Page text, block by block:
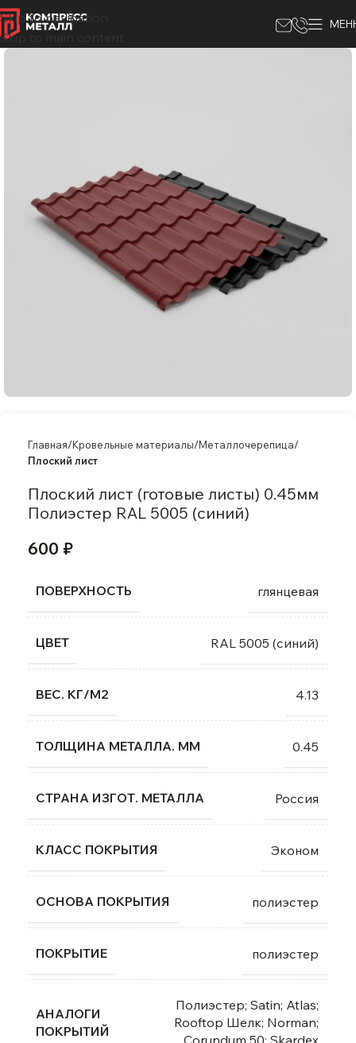
Skip to navigation
Skip to main content
Главная Кровельные материалы Металлочерепица
Плоский лист
Плоский лист (готовые листы) 0.45мм
Полиэстер RAL 5005 (синий)
600 ₽
ПОВЕРХНОСТЬ глянцевая
ЦВЕТ RAL 5005 (синий)
ВЕС. КГ/М2 4.13
ТОЛЩИНА МЕТАЛЛА. ММ 0.45
СТРАНА ИЗГОТ. МЕТАЛЛА Россия
КЛАСС ПОКРЫТИЯ Эконом
ОСНОВА ПОКРЫТИЯ полиэстер
ПОКРЫТИЕ полиэстер
АНАЛОГИ
ПОКРЫТИЙ
Полиэстер; Satin; Atlas;
Rooftop Шелк; Norman;
Corundum 50; Skardex